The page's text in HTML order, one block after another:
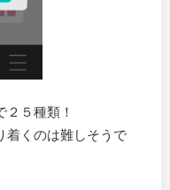
５種類！
着くのは難しそうで